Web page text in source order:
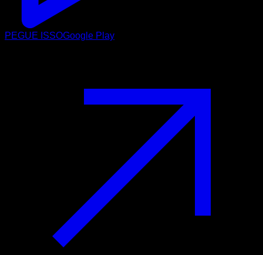
PEGUE ISSOGoogle Play